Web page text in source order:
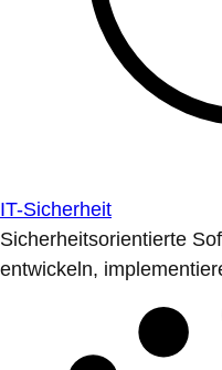
IT-Sicherheit
Sicherheitsorientierte
entwickeln,